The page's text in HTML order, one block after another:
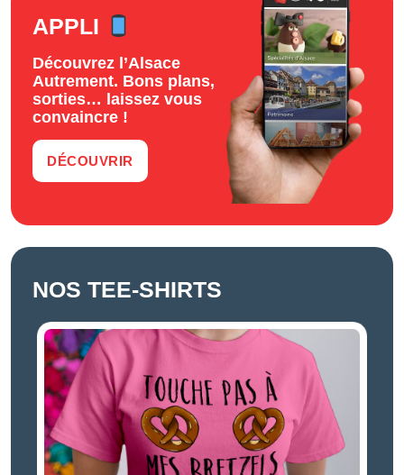
APPLI
Découvrez l’Alsace
Autrement. Bons plans,
sorties… laissez vous
convaincre !
DÉCOUVRIR
NOS TEE-SHIRTS